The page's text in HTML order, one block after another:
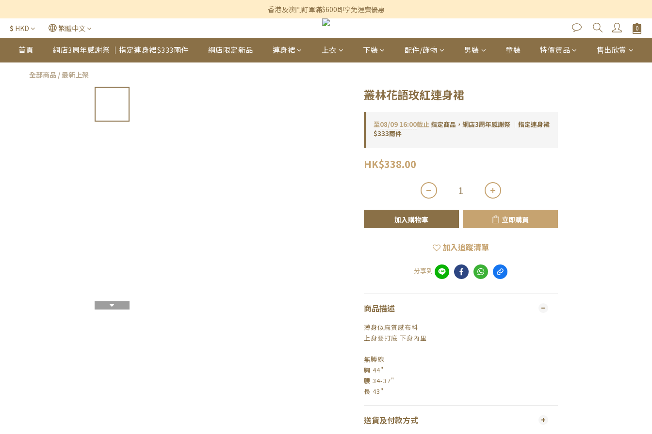
香港及澳門訂單滿$600即享免運費優惠
香港及澳門訂單滿$600即享免運費優惠
3個月內買滿$1,200可享永久九折優惠
香港及澳門訂單滿$600即享免運費優惠
$ HKD 繁體中文
首頁 網店3周年感謝祭 ｜指定連身裙$333兩件 網店限定新品 連身裙 上衣 下裝 配件/飾物 男裝 童裝 特價貨品 售出欣賞
全部商品 /最新上架
叢林花語玫紅連身裙
至08/09 16:00截止指定商品，網店3周年感謝祭 ｜指定連身裙
$333兩件
HK$338.00
加入購物車 立即購買
加入追蹤清單
分享到
商品描述
薄身似麻質感布料
上身要打底 下身內里
無膊線
胸 44"
腰 34-37"
長 43"
送貨及付款方式
立即購買